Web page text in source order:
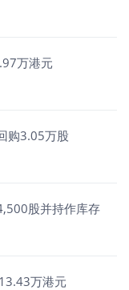
万港元
购3.05万股
股并持作库存
万港元